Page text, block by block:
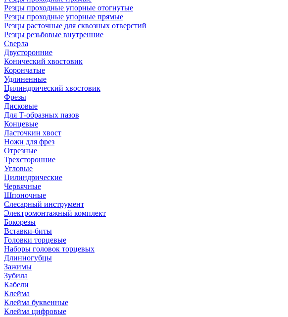
Резцы проходные упорные отогнутые
Резцы проходные упорные прямые
Резцы расточные для сквозных отверстий
Резцы резьбовые внутренние
Сверла
Двусторонние
Конический хвостовик
Корончатые
Удлиненные
Цилиндрический хвостовик
Фрезы
Дисковые
Для Т-образных пазов
Концевые
Ласточкин хвост
Ножи для фрез
Отрезные
Трехсторонние
Угловые
Цилиндрические
Червячные
Шпоночные
Слесарный инструмент
Электромонтажный комплект
Бокорезы
Вставки-биты
Головки торцевые
Наборы головок торцевых
Длинногубцы
Зажимы
Зубила
Кабели
Клейма
Клейма буквенные
Клейма цифровые